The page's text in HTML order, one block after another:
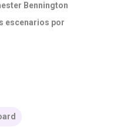
Bennington
escenarios por